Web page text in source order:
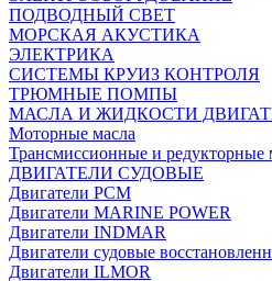
ПОДВОДНЫЙ СВЕТ
МОРСКАЯ АКУСТИКА
ЭЛЕКТРИКА
СИСТЕМЫ КРУИЗ КОНТРОЛЯ
ТРЮМНЫЕ ПОМПЫ
МАСЛА И ЖИДКОСТИ
Моторные масла
Трансмиссионные и редукторные
ДВИГАТЕЛИ СУДОВЫЕ
Двигатели PCM
Двигатели MARINE POWER
Двигатели INDMAR
Двигатели судовые
Двигатели ILMOR